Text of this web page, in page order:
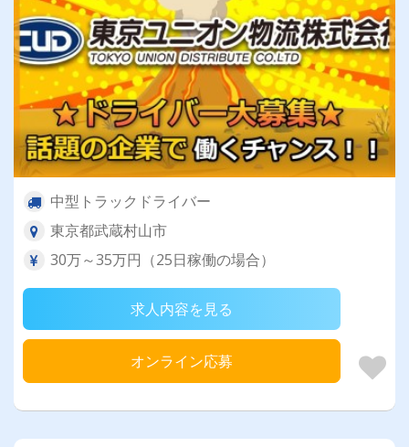
中型トラックドライバー
東京都武蔵村山市
30万～35万円（25日稼働の場合）
求人内容を見る
オンライン応募